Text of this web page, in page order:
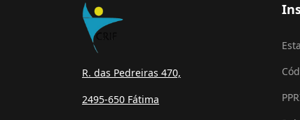
R. das Pedreiras 470,
2495-650 Fátima